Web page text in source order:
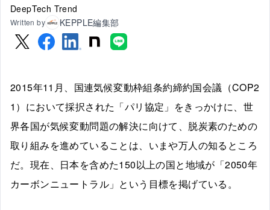
DeepTech Trend
Written by KEPPLE編集部
2015年11月、国連気候変動枠組条約締約国会議（COP2
1）において採択された「パリ協定」をきっかけに、世
界各国が気候変動問題の解決に向けて、脱炭素のための
取り組みを進めていることは、いまや万人の知るところ
だ。現在、日本を含めた150以上の国と地域が「2050年
カーボンニュートラル」という目標を掲げている。